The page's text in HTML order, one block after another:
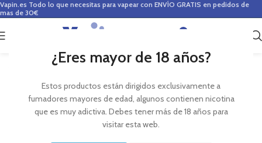
¿Eres mayor de 18 años?
Estos productos están dirigidos exclusivamente a
fumadores mayores de edad, algunos contienen nicotina
que es muy adictiva. Debes tener más de 18 años para
visitar esta web.
Vapin.es Todo lo que necesitas para vapear con ENVÍO GRATIS en pedidos de
mas de 30€
0